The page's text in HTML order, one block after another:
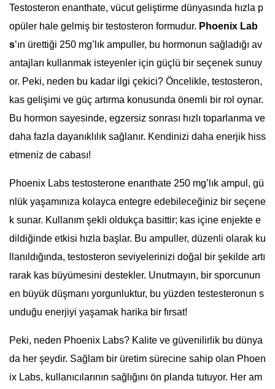
Testosteron enanthate, vücut geliştirme dünyasında hızla p
opüler hale gelmiş bir testosteron formudur. Phoenix Lab
s’ın ürettiği 250 mg’lık ampuller, bu hormonun sağladığı av
antajları kullanmak isteyenler için güçlü bir seçenek sunuy
or. Peki, neden bu kadar ilgi çekici? Öncelikle, testosteron,
kas gelişimi ve güç artırma konusunda önemli bir rol oynar.
Bu hormon sayesinde, egzersiz sonrası hızlı toparlanma ve
daha fazla dayanıklılık sağlanır. Kendinizi daha enerjik hiss
etmeniz de cabası!
Phoenix Labs testosterone enanthate 250 mg’lık ampul, gü
nlük yaşamınıza kolayca entegre edebileceğiniz bir seçene
k sunar. Kullanım şekli oldukça basittir; kas içine enjekte e
dildiğinde etkisi hızla başlar. Bu ampuller, düzenli olarak ku
llanıldığında, testosteron seviyelerinizi doğal bir şekilde artı
rarak kas büyümesini destekler. Unutmayın, bir sporcunun
en büyük düşmanı yorgunluktur, bu yüzden testesteronun s
unduğu enerjiyi yaşamak harika bir fırsat!
Peki, neden Phoenix Labs? Kalite ve güvenilirlik bu dünya
da her şeydir. Sağlam bir üretim sürecine sahip olan Phoen
ix Labs, kullanıcılarının sağlığını ön planda tutuyor. Her am